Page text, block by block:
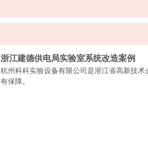
浙江建德供电局实验室系统改造案例
杭州科科实验设备有限公司是浙江省高新技
有保障。